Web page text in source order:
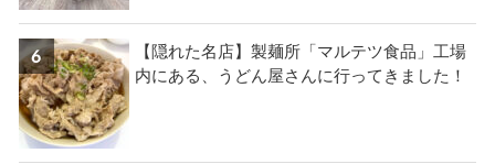
【隠れた名店】製麺所「マルテツ食品」工場
内にある、うどん屋さんに行ってきました！